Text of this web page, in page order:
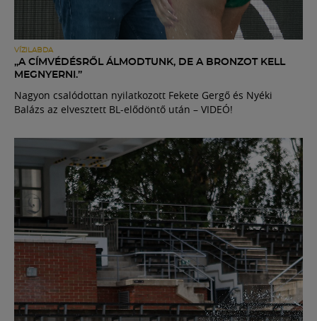
VÍZILABDA
„A CÍMVÉDÉSRŐL ÁLMODTUNK, DE A BRONZOT KELL
MEGNYERNI.”
Nagyon csalódottan nyilatkozott Fekete Gergő és Nyéki
Balázs az elvesztett BL-elődöntő után – VIDEÓ!